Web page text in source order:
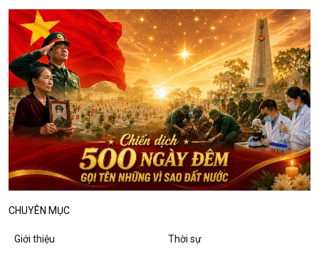
Câu chuyện thời sự
Dòng chảy sự kiện
Đối thoại
Diễn đàn chủ nhật
Chuyện đêm
CHUYÊN MỤC
Giới thiệu Thời sự